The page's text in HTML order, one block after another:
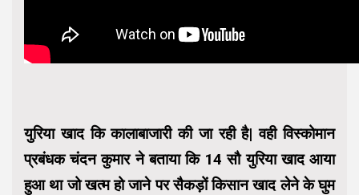
युरिया खाद कि कालाबाजारी की जा रही है| वही विस्कोमान
प्रबंधक चंदन कुमार ने बताया कि 14 सौ युरिया खाद आया
हुआ था जो खत्म हो जाने पर सैकड़ों किसान खाद लेने के घुम